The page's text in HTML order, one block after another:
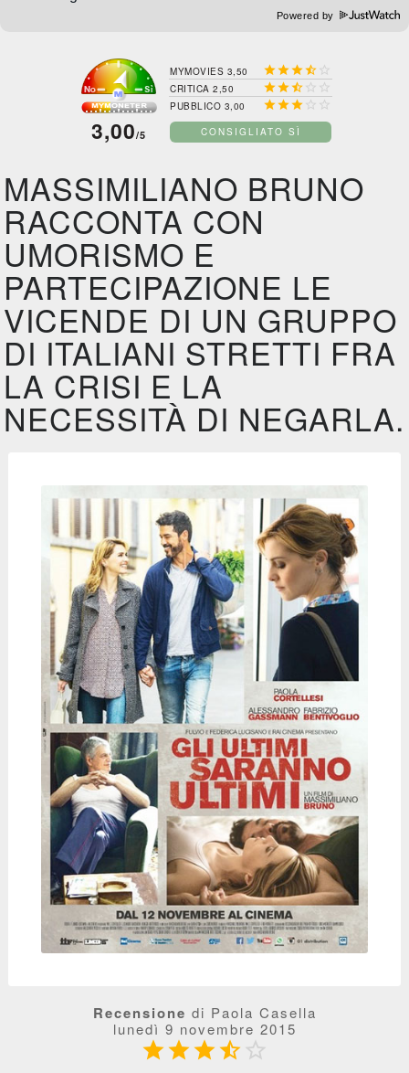
Powered by
3,00/5
MYMOVIES 3,50  
CRITICA 2,50   
PUBBLICO 3,00   
CONSIGLIATO SÌ
MASSIMILIANO BRUNO
RACCONTA CON
UMORISMO E
PARTECIPAZIONE LE
VICENDE DI UN GRUPPO
DI ITALIANI STRETTI FRA
LA CRISI E LA
NECESSITÀ DI NEGARLA.
Recensione di Paola Casella
lunedì 9 novembre 2015
 